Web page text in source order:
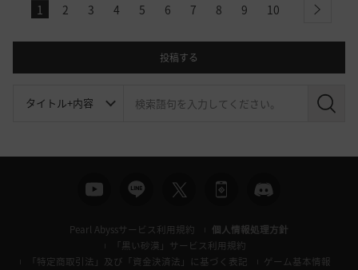
1 2 3 4 5 6 7 8 9 10 next
投稿する
検
Pearl Abyssサービス利用規約
個人情報処理方針
「黒い砂漠」サービス利用規約
「特定商取引法」及び「資金決済法」に基づく表記
ゲーム基本情報